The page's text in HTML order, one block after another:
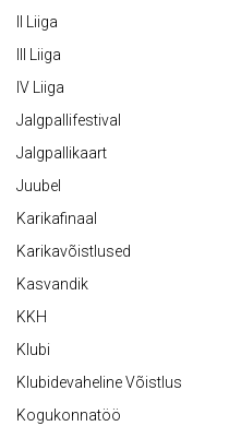
II Liiga
III Liiga
IV Liiga
Jalgpallifestival
Jalgpallikaart
Juubel
Karikafinaal
Karikavõistlused
Kasvandik
KKH
Klubi
Klubidevaheline Võistlus
Kogukonnatöö